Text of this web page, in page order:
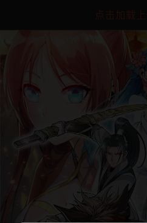
点击加载